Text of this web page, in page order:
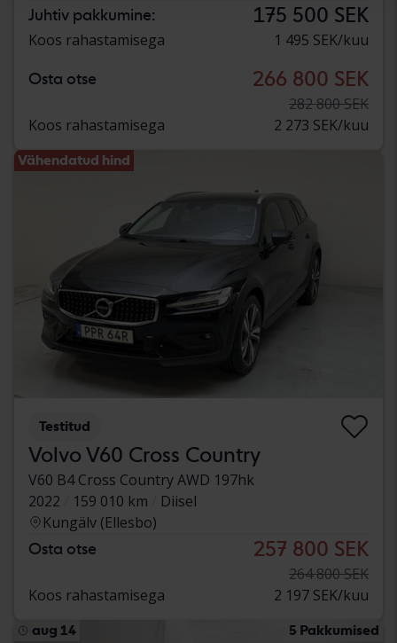
Juhtiv pakkumine: 175 500 SEK
Koos rahastamisega 1 495 SEK/kuu
Osta otse 266 800 SEK
282 800 SEK
Koos rahastamisega
2 273 SEK/kuu
Vähendatud hind
Testitud
Volvo V60 Cross Country
V60 B4 Cross Country AWD 197hk
2022
159 010 km
Diisel
Kungälv (Ellesbo)
Osta otse 257 800 SEK
264 800 SEK
Koos rahastamisega
2 197 SEK/kuu
aug 14 5 Pakkumised